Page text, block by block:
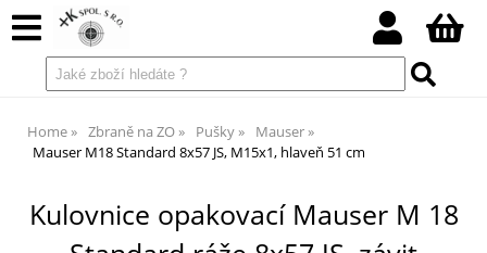
Home Zbraně na ZO Pušky
Mauser
Mauser M18 Standard 8x57 JS, M15x1, hlaveň 51 cm
Kulovnice opakovací Mauser M 18